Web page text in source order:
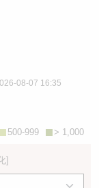
08-07 16:35
> 1,000
500-999
]